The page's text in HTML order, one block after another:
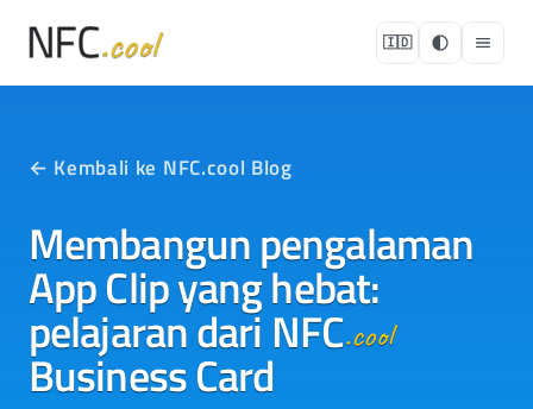
🇮🇩
← Kembali ke NFC.cool Blog
Membangun pengalaman
App Clip yang hebat:
pelajaran dariNFC.cool
Business Card